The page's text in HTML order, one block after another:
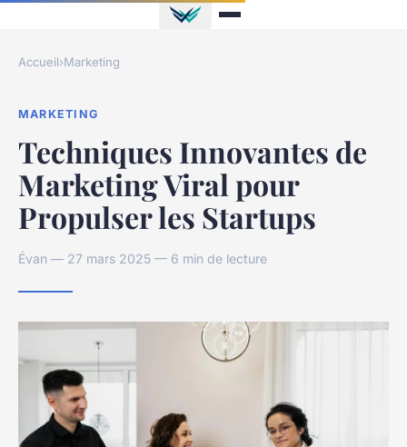
Accueil›Marketing
MARKETING
Techniques Innovantes de
Marketing Viral pour
Propulser les Startups
Évan — 27 mars 2025 — 6 min de lecture